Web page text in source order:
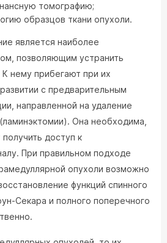
томографию;
образцов ткани опухоли.
является наиболее
позволяющим устранить
нему прибегают при их
с предварительным
направленной на удаление
Она необходима,
доступ к
При правильном подходе
опухоли возможно
функций спинного
Секара и полного поперечного